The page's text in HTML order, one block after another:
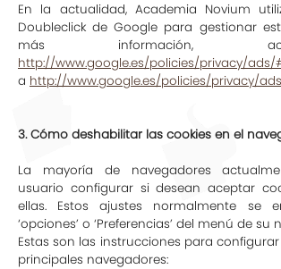
En la actualidad, Academia Novium
Doubleclick de Google para gestionar
más información,
http://www.google.es/policies/privacy/
a http://www.google.es/policies/privacy/
3. Cómo deshabilitar las cookies en el
La mayoría de navegadores
usuario configurar si desean aceptar
ellas. Estos ajustes normalmente se
‘opciones’ o ‘Preferencias’ del menú de su
Estas son las instrucciones para
principales navegadores: